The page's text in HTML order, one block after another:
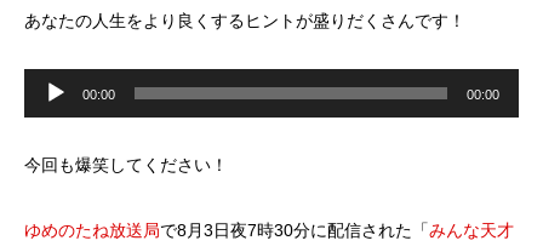
あなたの人生をより良くするヒントが盛りだくさんです！
ヤ
ー
00:00 00:00
今回も爆笑してください！
ゆめのたね放送局で8月3日夜7時30分に配信された「みんな天才